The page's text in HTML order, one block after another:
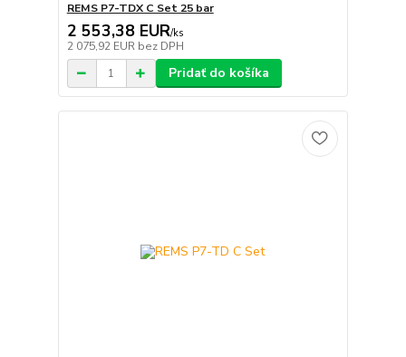
REMS P7-TDX C Set 25 bar
2 553,38 EUR/ks
2 075,92 EUR bez DPH
Pridať do košíka